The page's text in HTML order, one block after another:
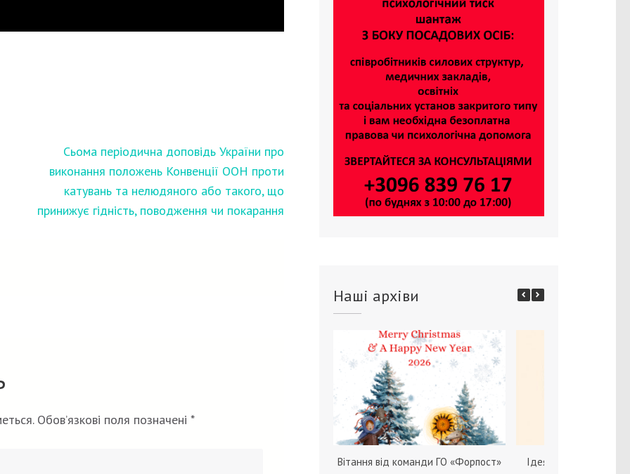
Сьома періодична доповідь України про
виконання положень Конвенції ООН проти
катувань та нелюдяного або такого, що
принижує гідність, поводження чи покарання
Обов’язкові поля позначені *
Наші архіви
Вітання від команди ГО «Форпост»
Ідея зміни статі